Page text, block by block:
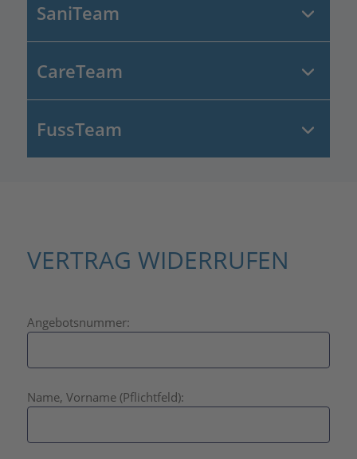
SaniTeam
CareTeam
FussTeam
VERTRAG WIDERRUFEN
Angebotsnummer:
Name, Vorname (Pflichtfeld):